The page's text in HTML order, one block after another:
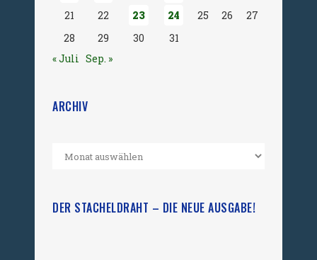
21
22 23 24 25 26
27
28
29 30
31
« Juli Sep. »
ARCHIV
DER STACHELDRAHT – DIE NEUE AUSGABE!